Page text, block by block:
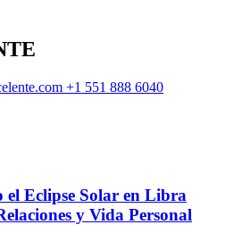
+1 551 888 6040
el Eclipse Solar en Libra
y Vida Personal